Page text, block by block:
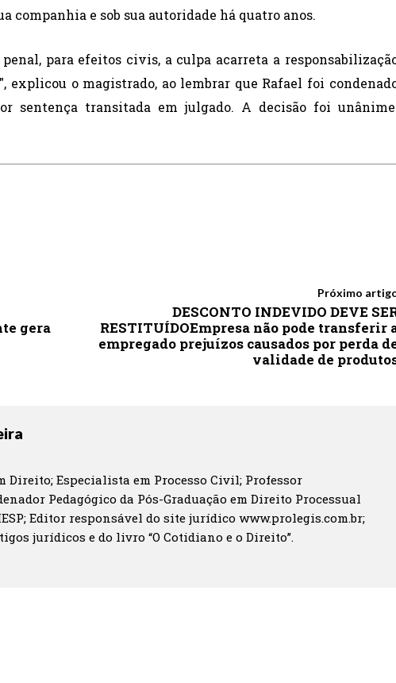
companhia e sob sua autoridade há quatro anos.
para efeitos civis, a culpa acarreta a
explicou o magistrado, ao lembrar que Rafael foi
sentença transitada em julgado. A decisão foi
gera
Próximo
DESCONTO INDEVIDO DEVE
RESTITUÍDOEmpresa não pode transferir
empregado prejuízos causados por perda
validade de
Direito; Especialista em Processo Civil; Professor
Pedagógico da Pós-Graduação em Direito Processual
Editor responsável do site jurídico www.prolegis.com.br;
jurídicos e do livro “O Cotidiano e o Direito”.